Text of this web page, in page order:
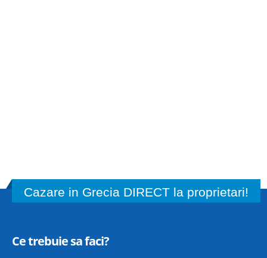
Cazare in Grecia DIRECT la proprietari!
Ce trebuie sa faci?